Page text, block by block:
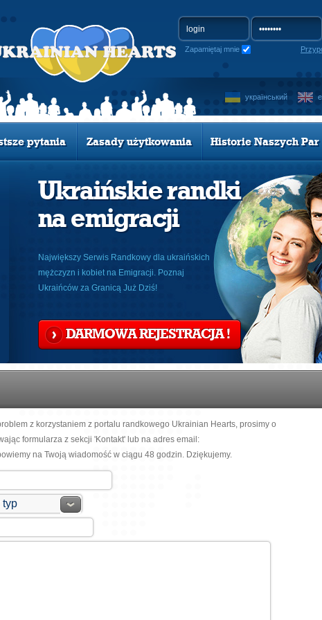
Zapamiętaj mnie
український
pytania Zasady użytkowania Historie Naszych Par
Ukraińskie randki
na emigracji
Największy Serwis Randkowy dla ukraińskich
mężczyzn i kobiet na Emigracji. Poznaj
Ukraińców za Granicą Już Dziś!
DARMOWA REJESTRACJA !
z korzystaniem z portalu randkowego Ukrainian Hearts, prosimy o
formularza z sekcji 'Kontakt' lub na adres email:
na Twoją wiadomość w ciągu 48 godzin. Dziękujemy.